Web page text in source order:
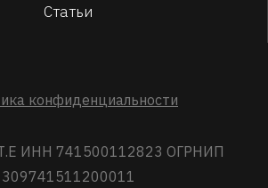
Статьи
конфиденциальности
ИНН 741500112823 ОГРНИП
309741511200011